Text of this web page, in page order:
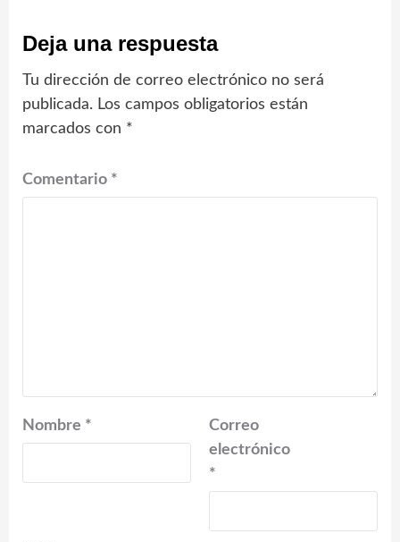
Deja una respuesta
Tu dirección de correo electrónico no será
publicada. Los campos obligatorios están
marcados con *
Comentario *
Nombre *
Correo
electrónico
*